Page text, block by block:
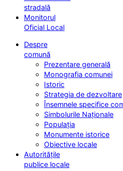
stradală
Monitorul
Oficial Local
Despre
comună
Prezentare generală
Monografia comunei
Istoric
Strategia de dezvoltare
Însemnele specifice
Simbolurile Naționale
Populația
Monumente istorice
Obiective locale
Autoritățile
publice locale